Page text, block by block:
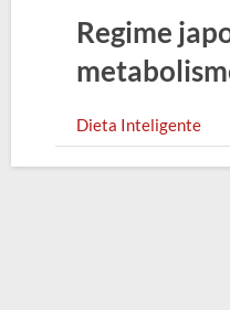
Regime
Dieta Inteligente